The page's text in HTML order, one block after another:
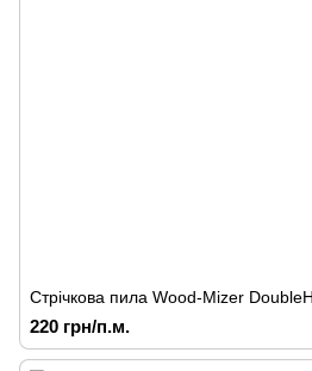
Стрічкова пила Wood-Mizer
220 грн/п.м.